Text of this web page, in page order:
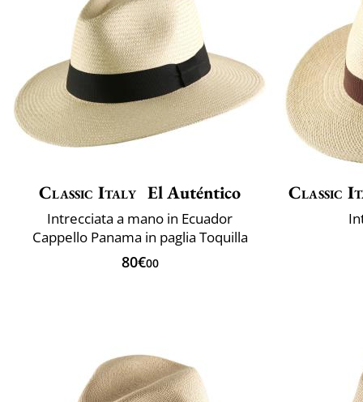
Classic Italy El Auténtico
Intrecciata a mano in Ecuador
Cappello Panama in paglia Toquilla
80€00
Classic